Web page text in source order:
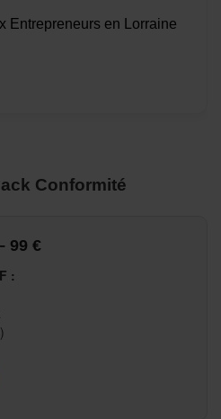
Entrepreneurs en Lorraine
Conformité
99 €
: